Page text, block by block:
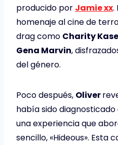
producido por Jamie xx.
homenaje al cine de
drag como Charity Kase
Gena Marvin,
del género.
Poco después, Oliver
había sido diagnosticado
una experiencia que
sencillo, «Hideous». Esta